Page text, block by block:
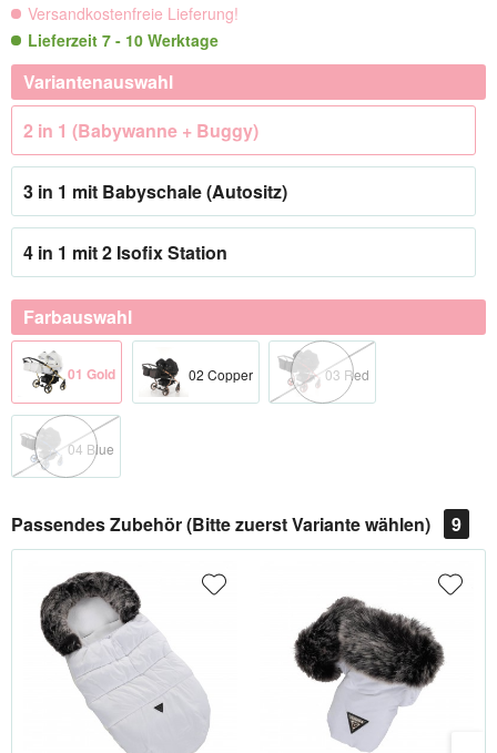
Versandkostenfreie Lieferung!
Lieferzeit 7 - 10 Werktage
Variantenauswahl
2 in 1 (Babywanne + Buggy)
3 in 1 mit Babyschale (Autositz)
4 in 1 mit 2 Isofix Station
Farbauswahl
01 Gold 02 Copper 03 Red
04 Blue
Passendes Zubehör (Bitte zuerst Variante wählen) 9